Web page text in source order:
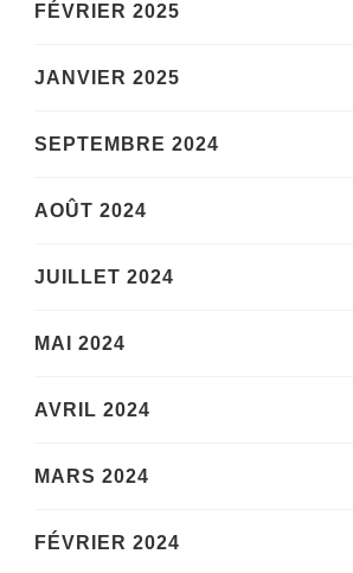
FÉVRIER 2025
JANVIER 2025
SEPTEMBRE 2024
AOÛT 2024
JUILLET 2024
MAI 2024
AVRIL 2024
MARS 2024
FÉVRIER 2024